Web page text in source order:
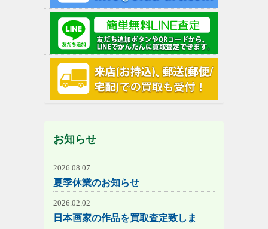
お知らせ
2026.08.07
夏季休業のお知らせ
2026.02.02
日本画家の作品を買取査定致しま